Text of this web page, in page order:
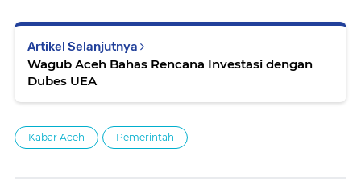
Artikel Selanjutnya
Wagub Aceh Bahas Rencana Investasi dengan
Dubes UEA
Kabar Aceh Pemerintah